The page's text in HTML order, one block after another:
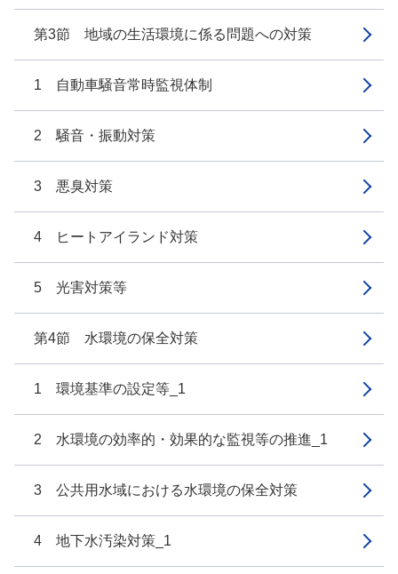
第3節 地域の生活環境に係る問題への対策
1 自動車騒音常時監視体制
2 騒音・振動対策
3 悪臭対策
4 ヒートアイランド対策
5 光害対策等
第4節 水環境の保全対策
1 環境基準の設定等_1
2 水環境の効率的・効果的な監視等の推進_1
3 公共用水域における水環境の保全対策
4 地下水汚染対策_1